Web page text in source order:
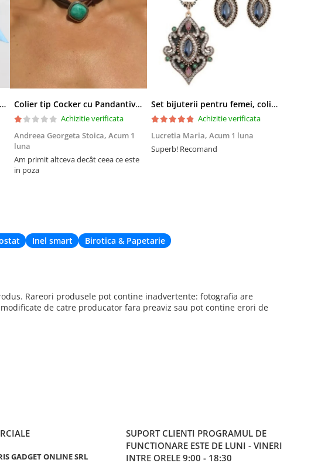
Set 50 de fundite decorative, EVNC, Blue Satin , potrivite pentru masini, scaune sau pahare, albastru Colier tip Cocker cu Pandantiv Boho EVNC - Turquoise Pendant, Mărime Reglabilă
Achizitie verificata
Andreea Georgeta Stoica, Acum 1
luna
Am primit altceva decât ceea ce este
in poza
Set bijuterii pentru femei, colier cu pandantiv si cercei, CRM, 51 cm, multicolor
Achizitie verificata
Lucretia Maria, Acum 1 luna
Superb! Recomand
Inel smart
Birotica & Papetarie
Rareori produsele pot contine inadvertente: fotografia are
de catre producator fara preaviz sau pot contine erori de
GADGET ONLINE SRL
SUPORT CLIENTI PROGRAMUL DE
FUNCTIONARE ESTE DE LUNI - VINERI
INTRE ORELE 9:00 - 18:30